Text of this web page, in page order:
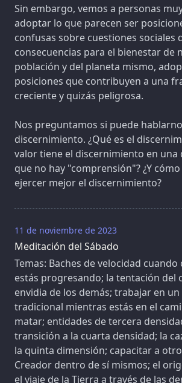
Sin embargo, vemos a personas
adoptar lo que parecen ser
confusas sobre cuestiones sociales
consecuencias para el bienestar de
población y del planeta mismo,
posiciones que contribuyen a una
creciente y quizás peligrosa.
Nos preguntamos si puede
discernimiento. ¿Qué es el
valor tiene el discernimiento en una
que no hay "comprensión"? ¿Y
ejercer mejor el discernimiento?
11 de noviembre de 2023
Meditación del Sábado
Temas: Baches de velocidad cuando
estás progresando; la tentación del
envidia de los demás; trabajar en
tradicional mientras estás en el
matar; entidades de tercera
transición a la cuarta densidad; la
la quinta dimensión; capacitar a
Creador dentro de sí mismos; el
el viaje de la Tierra a través de las